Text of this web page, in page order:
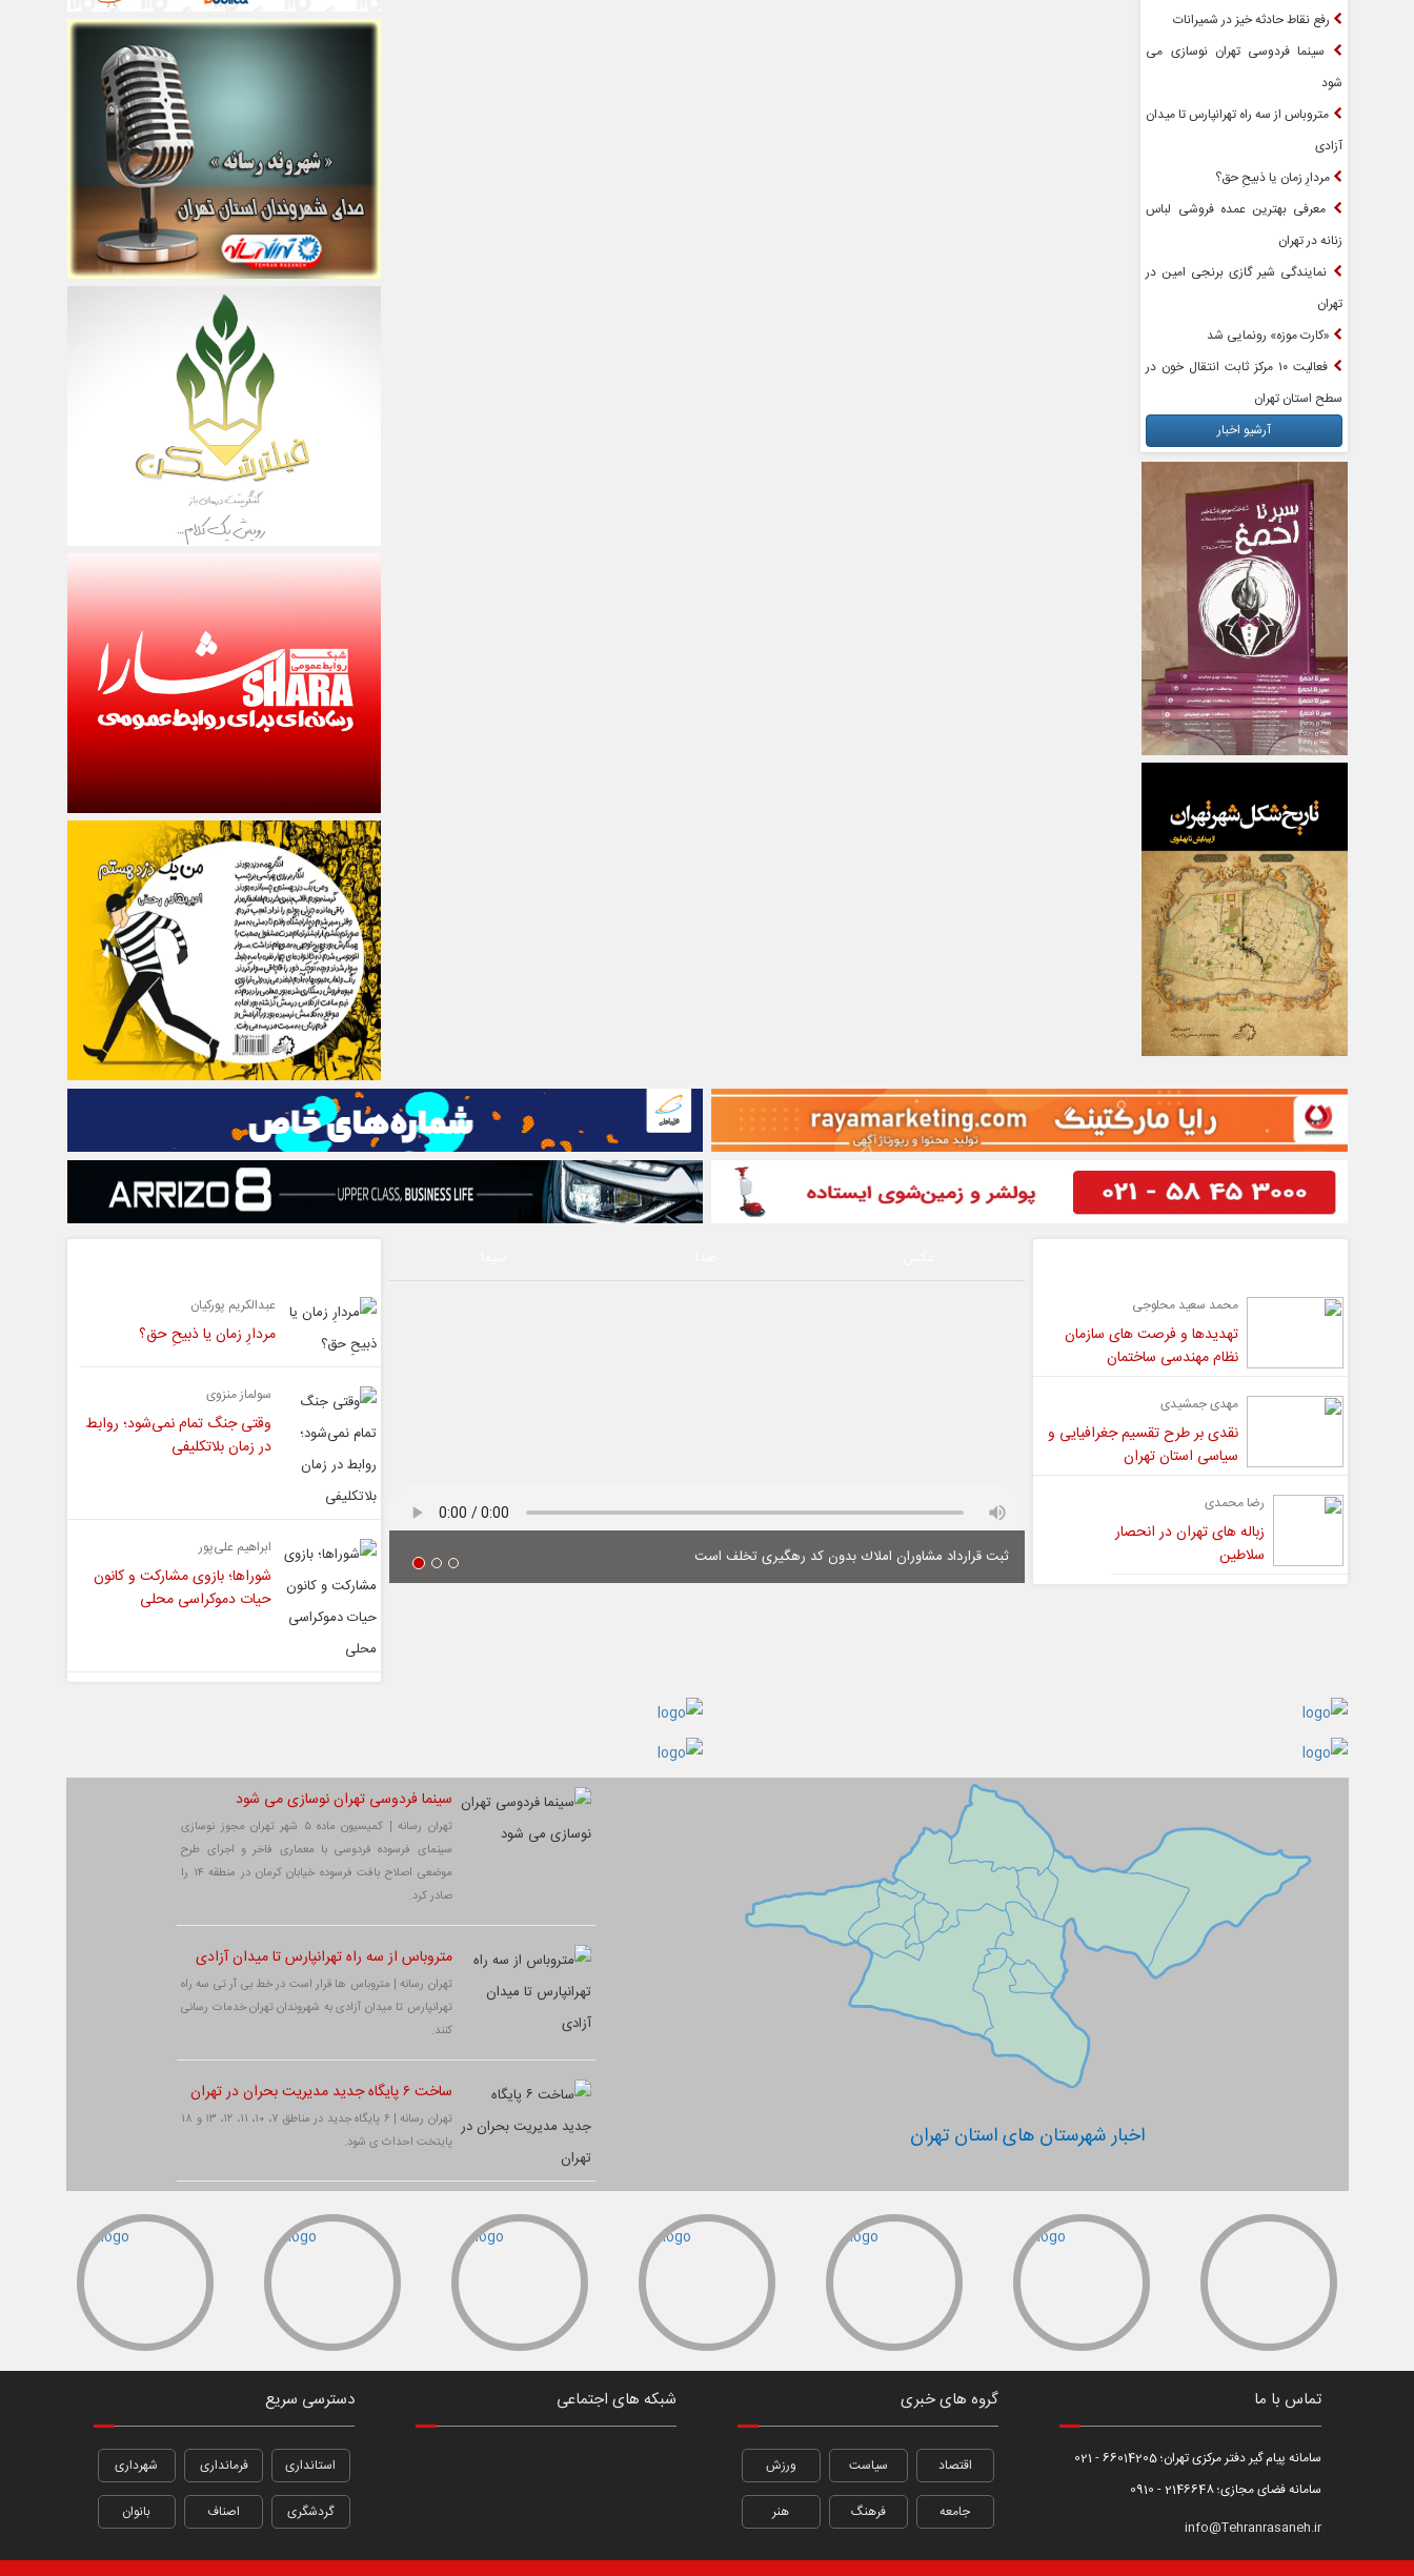
رفع نقاط حادثه خیز در شمیرانات
سینما فردوسی تهران نوسازی می
شود
متروباس از سه راه تهرانپارس تا میدان
آزادی
مردارِ زمان یا ذبیحِ حق؟
معرفی بهترین عمده فروشی لباس
زنانه در تهران
نمایندگی شیر گازی برنجی امین در
تهران
«کارت موزه» رونمایی شد
فعالیت ۱۰ مرکز ثابت انتقال خون در
سطح استان تهران
آرشیو اخبار
محمد سعید محلوجی
تهدیدها و فرصت های سازمان
نظام مهندسی ساختمان
مهدی جمشیدی
نقدی بر طرح تقسیم جغرافیایی و
سیاسی استان تهران
رضا محمدی
زباله های تهران در انحصار
سلاطین
ثبت قرارداد مشاوران املاك بدون كد رهگیری تخلف است
عبدالکریم پورکیان
مردارِ زمان یا ذبیحِ حق؟
سولماز منزوی
وقتی جنگ تمام نمی‌شود؛ روابط
در زمان بلاتکلیفی
ابراهیم علی‌پور
شوراها؛ بازوی مشارکت و کانون
حیات دموکراسی محلی
اخبار شهرستان های استان تهران
سینما فردوسی تهران نوسازی می شود
تهران رسانه | کمیسیون ماده ۵ شهر تهران مجوز نوسازی
سینمای فرسوده فردوسی با معماری فاخر و اجرای طرح
موضعی اصلاح بافت فرسوده خیابان کرمان در منطقه ۱۴ را
صادر کرد.
متروباس از سه راه تهرانپارس تا میدان آزادی
تهران رسانه | متروباس ها قرار است در خط بی آر تی سه راه
تهرانپارس تا میدان آزادی به شهروندان تهران خدمات رسانی
کنند.
ساخت ۶ پایگاه جدید مدیریت بحران در تهران
تهران رسانه | ۶ پایگاه جدید در مناطق ۷، ۱۰، ۱۱، ۱۲، ۱۳ و ۱۸
پایتخت احداث ی شود.
تماس با ما
سامانه پیام گیر دفتر مرکزی تهران؛ 66014205 - 021
سامانه فضای مجازی؛ 2146648 - 0910
info@Tehranrasaneh.ir
گروه های خبری
اقتصاد سیاست ورزش
جامعه فرهنگ هنر
شبکه های اجتماعی دسترسی سریع
استانداری فرمانداری شهرداری
گردشگری اصناف بانوان